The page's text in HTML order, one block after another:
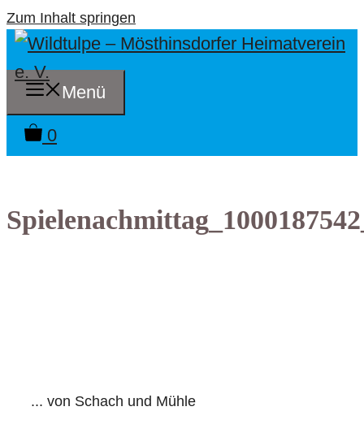
Zum Inhalt springen
Menü
0
... von Schach und Mühle